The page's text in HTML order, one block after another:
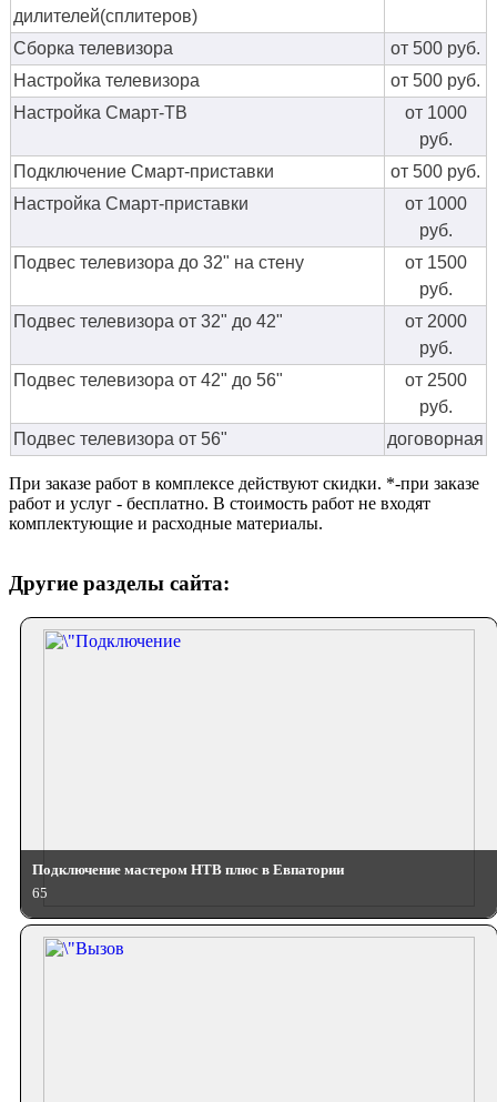
дилителей(сплитеров)
Сборка телевизора
от 500 руб.
Настройка телевизора
от 500 руб.
Настройка Смарт-ТВ
от 1000
руб.
Подключение Смарт-приставки
от 500 руб.
Настройка Смарт-приставки
от 1000
руб.
Подвес телевизора до 32" на стену
от 1500
руб.
Подвес телевизора от 32" до 42"
от 2000
руб.
Подвес телевизора от 42" до 56"
от 2500
руб.
Подвес телевизора от 56"
договорная
При заказе работ в комплексе действуют скидки. *-при заказе
работ и услуг - бесплатно. В стоимость работ не входят
комплектующие и расходные материалы.
Другие разделы сайта:
Подключение мастером НТВ плюс в Евпатории
65